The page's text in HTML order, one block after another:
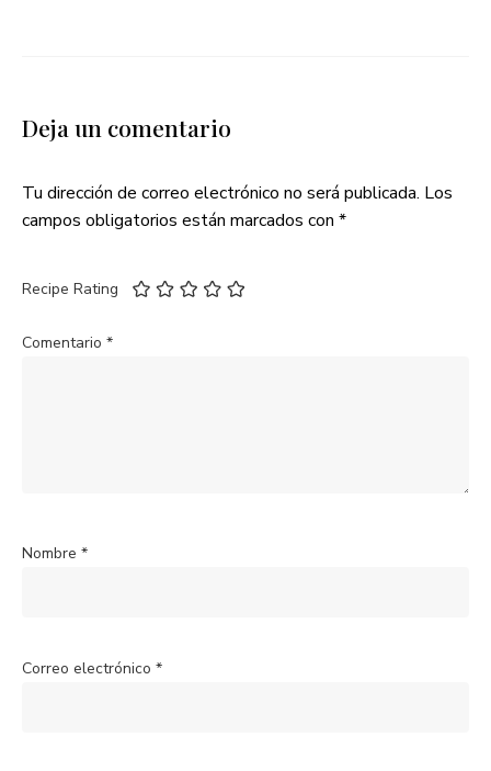
Deja un comentario
Tu dirección de correo electrónico no será publicada. Los
campos obligatorios están marcados con *
Recipe Rating
Comentario *
Nombre *
Correo electrónico *